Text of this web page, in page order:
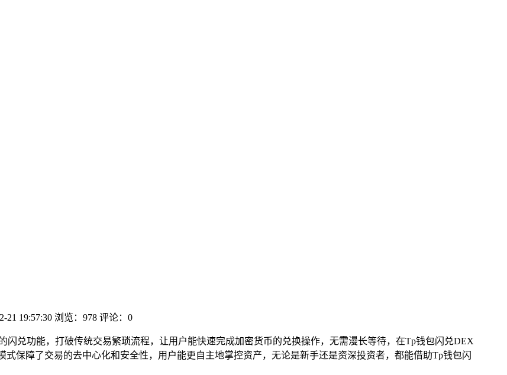
21 19:57:30 浏览：978 评论：0
闪兑功能，打破传统交易繁琐流程，让用户能快速完成加密货币的兑换操作，无需漫长等待，在Tp钱包闪兑DEX
式保障了交易的去中心化和安全性，用户能更自主地掌控资产，无论是新手还是资深投资者，都能借助Tp钱包闪